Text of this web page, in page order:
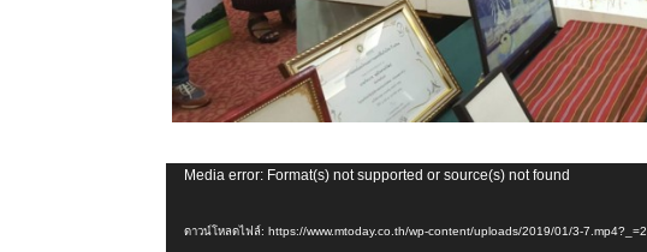
ตัว
ไฟล์
Media error: Format(s) not supported or source(s) not found
ดาวน์โหลดไฟล์: https://www.mtoday.co.th/wp-content/uploads/2019/01/3-7.mp4?_=2